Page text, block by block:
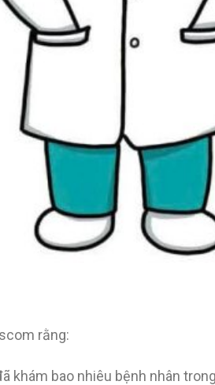
rằng:
khám bao nhiêu bệnh nhân